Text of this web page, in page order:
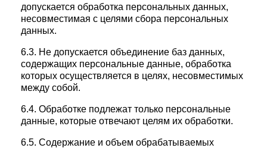
допускается обработка персональных данных,
несовместимая с целями сбора персональных
данных.
6.3. Не допускается объединение баз данных,
содержащих персональные данные, обработка
которых осуществляется в целях, несовместимых
между собой.
6.4. Обработке подлежат только персональные
данные, которые отвечают целям их обработки.
6.5. Содержание и объем обрабатываемых